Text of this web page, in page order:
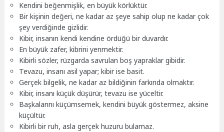
Kendini beğenmişlik, en büyük körlüktür.
Bir kişinin değeri, ne kadar az şeye sahip olup ne kadar çok
şey verdiğinde gizlidir.
Kibir, insanın kendi kendine ördüğü bir duvardır.
En büyük zafer, kibrini yenmektir.
Kibirli sözler, rüzgarda savrulan boş yapraklar gibidir.
Tevazu, insanı asil yapar; kibir ise basit.
Gerçek bilgelik, ne kadar az bildiğinin farkında olmaktır.
Kibir, insanı küçük düşürür, tevazu ise yüceltir.
Başkalarını küçümsemek, kendini büyük göstermez, aksine
küçültür.
Kibirli bir ruh, asla gerçek huzuru bulamaz.